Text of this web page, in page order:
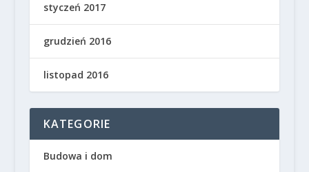
styczeń 2017
grudzień 2016
listopad 2016
KATEGORIE
Budowa i dom